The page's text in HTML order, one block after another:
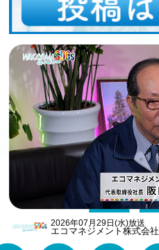
2026年07月29日(水)放送
エコマネジメント株式会社